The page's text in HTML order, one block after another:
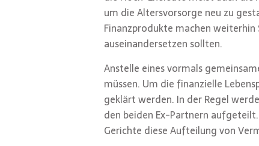
um die Altersvorsorge neu zu
Finanzprodukte machen
auseinandersetzen sollten.
Anstelle eines vormals
müssen. Um die finanzielle
geklärt werden. In der Regel
den beiden Ex-Partnern
Gerichte diese Aufteilung von